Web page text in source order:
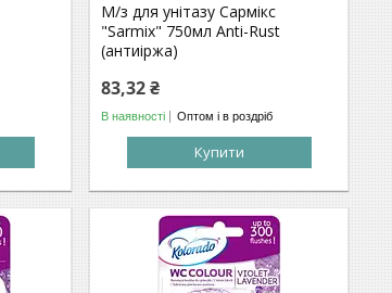
М/з для унітазу Сармікс
"Sarmix" 750мл Anti-Rust
(антиіржа)
83,32 ₴
В наявності Оптом і в роздріб
Купити